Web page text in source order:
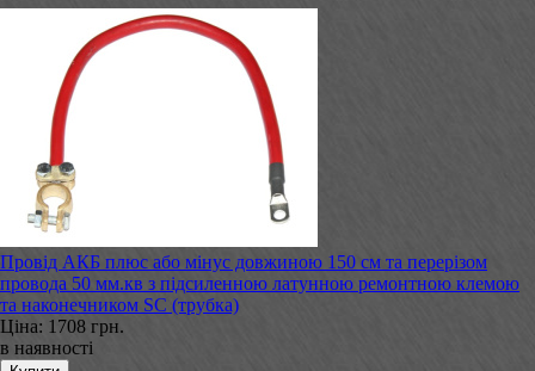
Провід АКБ плюс або мінус довжиною 150 см та перерізом
провода 50 мм.кв з підсиленною латунною ремонтною клемою
та наконечником SC (трубка)
Ціна: 1708 грн.
в наявності